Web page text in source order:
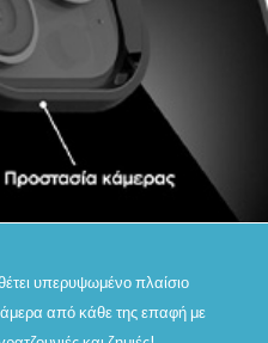
υπερυψωμένο πλαίσιο
από κάθε της επαφή με